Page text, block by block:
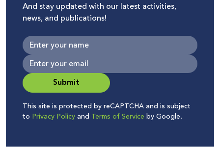
And stay updated with our latest activities,
news, and publications!
Submit
This site is protected by reCAPTCHA and is subject
to Privacy Policyand Terms of Service by Google.